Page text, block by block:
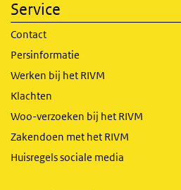
Service
Contact
Persinformatie
Werken bij het RIVM
Klachten
Woo-verzoeken bij het RIVM
Zakendoen met het RIVM
Huisregels sociale media